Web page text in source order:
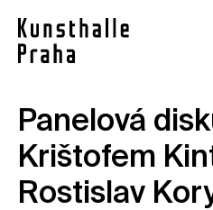
Vstupenky
Naplánujte si návštěvu
Kupte si vstupenku
Program
Výstavy
Panelová
Krištofem
Rostislav